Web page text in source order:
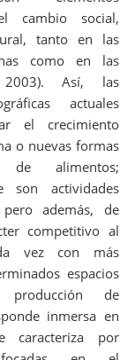
cambio social,
tanto en las
como en las
2003). Así, las
actuales
el crecimiento
o nuevas formas
de alimentos;
son actividades
pero además, de
competitivo al
vez con más
espacios
producción de
inmersa en
caracteriza por